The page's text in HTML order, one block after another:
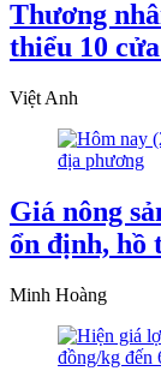
Thương
thiểu 10
Việt Anh
Giá nông
ổn định, hồ
Minh Hoàng